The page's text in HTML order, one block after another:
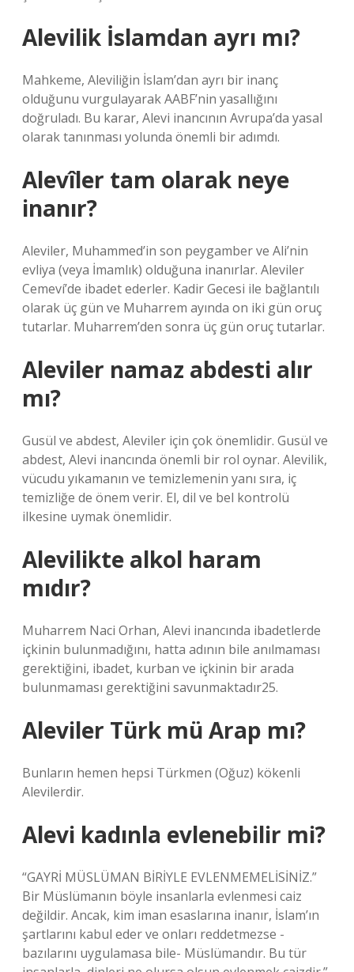
Alevilik İslamdan ayrı mı?
Mahkeme, Aleviliğin İslam’dan ayrı bir inanç
olduğunu vurgulayarak AABF’nin yasallığını
doğruladı. Bu karar, Alevi inancının Avrupa’da yasal
olarak tanınması yolunda önemli bir adımdı.
Alevîler tam olarak neye
inanır?
Aleviler, Muhammed’in son peygamber ve Ali’nin
evliya (veya İmamlık) olduğuna inanırlar. Aleviler
Cemeví’de ibadet ederler. Kadir Gecesi ile bağlantılı
olarak üç gün ve Muharrem ayında on iki gün oruç
tutarlar. Muharrem’den sonra üç gün oruç tutarlar.
Aleviler namaz abdesti alır
mı?
Gusül ve abdest, Aleviler için çok önemlidir. Gusül ve
abdest, Alevi inancında önemli bir rol oynar. Alevilik,
vücudu yıkamanın ve temizlemenin yanı sıra, iç
temizliğe de önem verir. El, dil ve bel kontrolü
ilkesine uymak önemlidir.
Alevilikte alkol haram
mıdır?
Muharrem Naci Orhan, Alevi inancında ibadetlerde
içkinin bulunmadığını, hatta adının bile anılmaması
gerektiğini, ibadet, kurban ve içkinin bir arada
bulunmaması gerektiğini savunmaktadır25.
Aleviler Türk mü Arap mı?
Bunların hemen hepsi Türkmen (Oğuz) kökenli
Alevilerdir.
Alevi kadınla evlenebilir mi?
“GAYRİ MÜSLÜMAN BİRİYLE EVLENMEMELİSİNİZ.”
Bir Müslümanın böyle insanlarla evlenmesi caiz
değildir. Ancak, kim iman esaslarına inanır, İslam’ın
şartlarını kabul eder ve onları reddetmezse -
bazılarını uygulamasa bile- Müslümandır. Bu tür